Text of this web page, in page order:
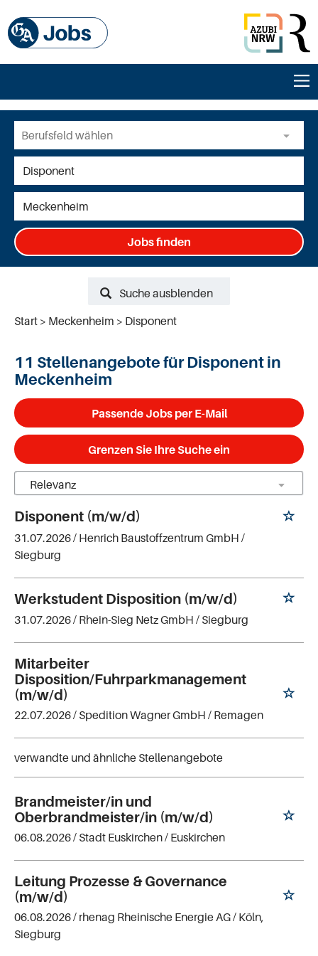
Jobs finden
Suche ausblenden
Start
Meckenheim Disponent
11 Stellenangebote für Disponent in
Meckenheim
Passende Jobs per E-Mail
Grenzen Sie Ihre Suche ein
Disponent (m/w/d)
31.07.2026 / Henrich Baustoffzentrum GmbH /
Siegburg
Werkstudent Disposition (m/w/d)
31.07.2026 / Rhein-Sieg Netz GmbH / Siegburg
Mitarbeiter
Disposition/Fuhrparkmanagement
(m/w/d)
22.07.2026 / Spedition Wagner GmbH / Remagen
verwandte und ähnliche Stellenangebote
Brandmeister/in und
Oberbrandmeister/in (m/w/d)
06.08.2026 / Stadt Euskirchen/ Euskirchen
Leitung Prozesse & Governance
(m/w/d)
06.08.2026 / rhenag Rheinische Energie AG/ Köln,
Siegburg